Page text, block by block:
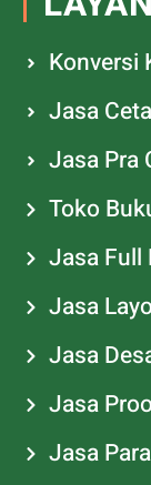
Konversi
Jasa
Jasa Pra
Toko
Jasa Full
Jasa
Jasa
Jasa
Jasa